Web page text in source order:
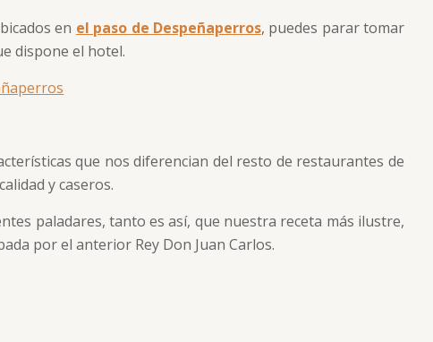
en el paso de Despeñaperros, puedes parar tomar
dispone el hotel.
que nos diferencian del resto de restaurantes de
y caseros.
paladares, tanto es así, que nuestra receta más ilustre,
por el anterior Rey Don Juan Carlos.